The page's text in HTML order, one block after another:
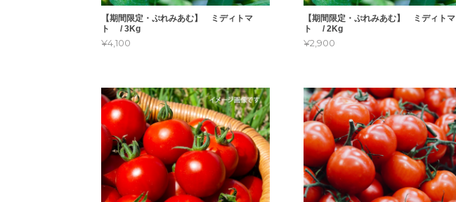
【期間限定・ぷれみあむ】 ミディトマ
ト / 3Kg
¥4,100
【期間限定・ぷれみあむ】 ミディトマ
ト / 2Kg
¥2,900